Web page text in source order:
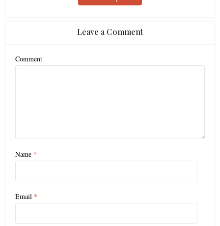
Leave a Comment
Comment
Name *
Email *